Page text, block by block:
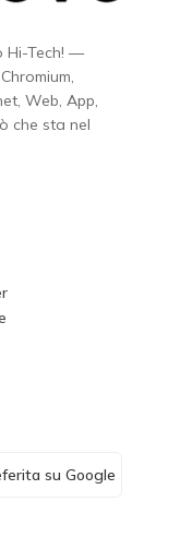
Hi-Tech! —
Web, App,
che sta nel
su Google